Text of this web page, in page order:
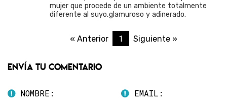
mujer que procede de un ambiente totalmente
diferente al suyo,glamuroso y adinerado.
« Anterior 1 Siguiente »
Envía tu comentario
NOMBRE: EMAIL: